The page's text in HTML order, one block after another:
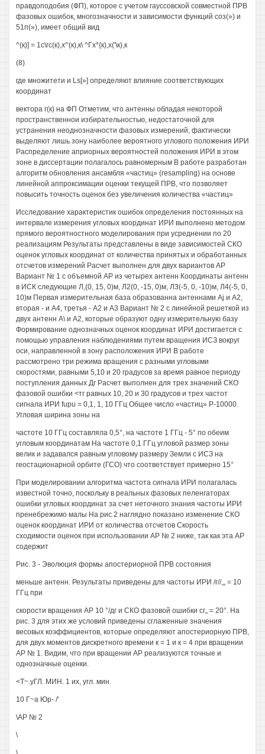
правдоподобия (ФП), которое с учетом гауссовской совместной ПРВ
фазовых ошибок, многозначности и зависимости функций соз(») и
51п(»), имеет общий вид
^(к)] = 1с\гс(к),х^(к),к\ ^Гх*{к),х('\к),к
(8)
где множитети и Ls[»] определяют влияние соответствующих
координат
вектора г(к) на ФП Отметим, что антенны обладая некоторой
пространственнои избирательностью, недостаточной для
устранения неоднозначности фазовых измерений, фактически
выделяют лишь зону наиболее вероятного углового положения ИРИ
Распределение априорных вероятностей положения ИРИ в этом
зоне в диссертации полагалось равномерным В работе разработан
алгоритм обновления ансамбля «частиц» (resampling) на основе
линейной аппроксимации оценки текущей ПРВ, что позволяет
повысить точность оценок без увеличения количества «частиц»
Исследование характеристик ошибок определения постоянных на
интервале измерения угловых координат ИРИ выполнено методом
прямого вероятностного моделирования при усреднении по 20
реализациям Результаты представлены в виде зависимостей СКО
оценок угловых координат от количества принятых и обработанных
отсчетов измерений Расчет выполнен для двух вариантов АР
Вариант № 1 с объемной АР из четырех антенн Координаты антенн
в ИСК следующие Л,(0, 15, 0)м, Л2(0, -15, 0)м, Л3(-5, 0, -10)м, Л4(-5, 0,
10)м Первая измерительная база образованна антеннами Aj и А2,
вторая - и А4, третья - А2 и А3 Вариант № 2 с линейной решеткой из
двух антенн А\ и А2, которые образуют одну измерительную базу
Формирование однозначных оценок координат ИРИ достигается с
помощью управления наблюдениями путем вращения ИСЗ вокруг
оси, направленной в зону расположения ИРИ В работе
рассмотрено три режима вращения с разными угловыми
скоростями, равными 5,10 и 20 градусов за время равное периоду
поступления данных Дг Расчет выполнен для трех значений СКО
фазовой ошибки <тг равных 10, 20 и 30 градусов и трех частот
сигнала ИРИ fupu = 0,1, 1, 10 ГГц Общее число «частиц» Р-10000.
Угловая ширина зоны на
частоте 10 ГГц составляла 0,5°, на частоте 1 ГГц - 5° по обеим
угловым координатам На частоте 0,1 ГГц угловой размер зоны
велик и задавался равным угловому размеру Земли с ИСЗ на
геостационарной орбите (ГСО) что соответствует примерно 15°
При моделировании алгоритма частота сигнала ИРИ полагалась
известной точно, поскольку в реальных фазовых пеленгаторах
ошибки угловых координат за счет неточного знания частоты ИРИ
пренебрежимо малы На рис 2 наглядно показано изменение СКО
оценок координат ИРИ от количества отсчетов Скорость
сходимости оценок при использовании АР № 2 ниже, так как эта АР
содержит
Рис. 3 - Эволюция формы апостериорной ПРВ состояния
меньше антенн. Результаты приведены для частоты ИРИ /г//,„ = 10
ГГц при
скорости вращения АР 10 °/дг и СКО фазовой ошибки сг„ = 20°. На
рис. 3 для этих же условий приведены сглаженные значения
весовых коэффициентов, которые определяют апостериорную ПРВ,
для двух моментов дискретного времени к = 1 и к = 4 при вращении
АР № 1. Видим, что при вращении АР реализуются точные и
однозначные оценки.
<Т~.уГЛ. МИН. 1 их, угл. мин.
10 Г~а Юр- /'
\АР № 2
\